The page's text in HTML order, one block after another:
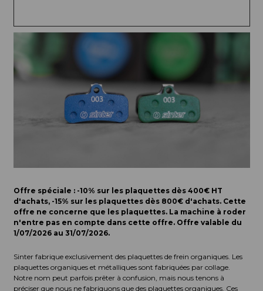
Offre spéciale : -10% sur les plaquettes dès 400€ HT
d'achats, -15% sur les plaquettes dès 800€ d'achats. Cette
offre ne concerne que les plaquettes. La machine à roder
n'entre pas en compte dans cette offre. Offre valable du
1/07/2026 au 31/07/2026.
Sinter fabrique exclusivement des plaquettes de frein organiques. Les
plaquettes organiques et métalliques sont fabriquées par collage.
Notre nom peut parfois prêter à confusion, mais nous tenons à
préciser que nous ne fabriquons que des plaquettes organiques. Ces